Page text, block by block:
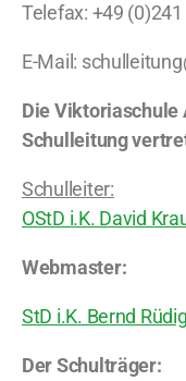
Telefax: +49
E-Mail:
Die Viktoriaschule
Schulleitung
Schulleiter:
OStD i.K. David
Webmaster:
StD i.K. Bernd
Der Schulträger: